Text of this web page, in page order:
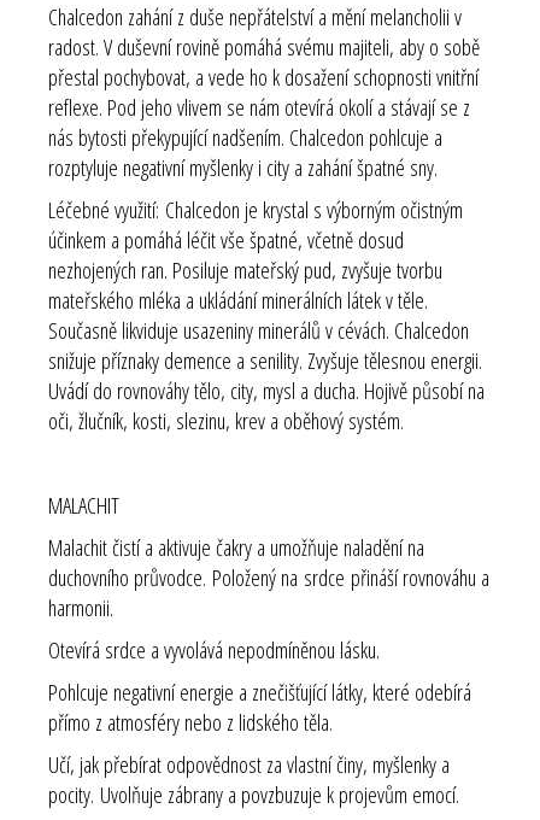
Chalcedon zahání z duše nepřátelství a mění melancholii v
radost. V duševní rovině pomáhá svému majiteli, aby o sobě
přestal pochybovat, a vede ho k dosažení schopnosti vnitřní
reflexe. Pod jeho vlivem se nám otevírá okolí a stávají se z
nás bytosti překypující nadšením. Chalcedon pohlcuje a
rozptyluje negativní myšlenky i city a zahání špatné sny.
Léčebné využití: Chalcedon je krystal s výborným očistným
účinkem a pomáhá léčit vše špatné, včetně dosud
nezhojených ran. Posiluje mateřský pud, zvyšuje tvorbu
mateřského mléka a ukládání minerálních látek v těle.
Současně likviduje usazeniny minerálů v cévách. Chalcedon
snižuje příznaky demence a senility. Zvyšuje tělesnou energii.
Uvádí do rovnováhy tělo, city, mysl a ducha. Hojivě působí na
oči, žlučník, kosti, slezinu, krev a oběhový systém.
MALACHIT
Malachit čistí a aktivuje čakry a umožňuje naladění na
duchovního průvodce. Položený na srdce přináší rovnováhu a
harmonii.
Otevírá srdce a vyvolává nepodmíněnou lásku.
Pohlcuje negativní energie a znečišťující látky, které odebírá
přímo z atmosféry nebo z lidského těla.
Učí, jak přebírat odpovědnost za vlastní činy, myšlenky a
pocity. Uvolňuje zábrany a povzbuzuje k projevům emocí.